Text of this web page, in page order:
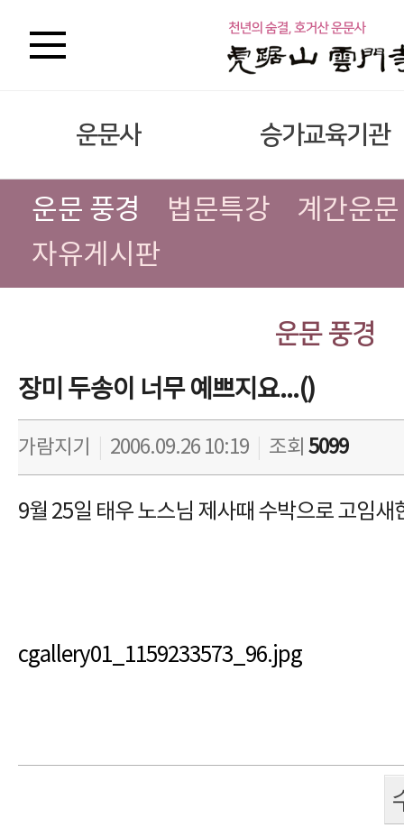
운문사 승가교육기관
운문 풍경 법문특강
계간운문
자유게시판
운문 풍경
장미 두송이 너무 예쁘지요...()
가람지기 2006.09.26 10:19 조회 5099
9월 25일 태우 노스님 제사때 수박으로 고임
cgallery01_1159233573_96.jpg